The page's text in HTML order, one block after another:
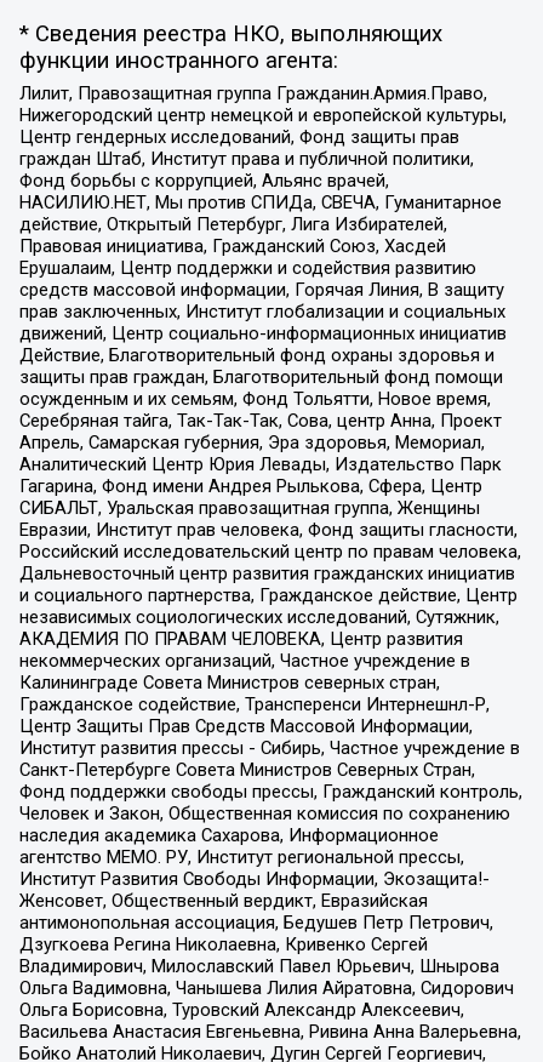
* Сведения реестра НКО, выполняющих
функции иностранного агента:
Лилит, Правозащитная группа Гражданин.Армия.Право,
Нижегородский центр немецкой и европейской культуры,
Центр гендерных исследований, Фонд защиты прав
граждан Штаб, Институт права и публичной политики,
Фонд борьбы с коррупцией, Альянс врачей,
НАСИЛИЮ.НЕТ, Мы против СПИДа, СВЕЧА, Гуманитарное
действие, Открытый Петербург, Лига Избирателей,
Правовая инициатива, Гражданский Союз, Хасдей
Ерушалаим, Центр поддержки и содействия развитию
средств массовой информации, Горячая Линия, В защиту
прав заключенных, Институт глобализации и социальных
движений, Центр социально-информационных инициатив
Действие, Благотворительный фонд охраны здоровья и
защиты прав граждан, Благотворительный фонд помощи
осужденным и их семьям, Фонд Тольятти, Новое время,
Серебряная тайга, Так-Так-Так, Сова, центр Анна, Проект
Апрель, Самарская губерния, Эра здоровья, Мемориал,
Аналитический Центр Юрия Левады, Издательство Парк
Гагарина, Фонд имени Андрея Рылькова, Сфера, Центр
СИБАЛЬТ, Уральская правозащитная группа, Женщины
Евразии, Институт прав человека, Фонд защиты гласности,
Российский исследовательский центр по правам человека,
Дальневосточный центр развития гражданских инициатив
и социального партнерства, Гражданское действие, Центр
независимых социологических исследований, Сутяжник,
АКАДЕМИЯ ПО ПРАВАМ ЧЕЛОВЕКА, Центр развития
некоммерческих организаций, Частное учреждение в
Калининграде Совета Министров северных стран,
Гражданское содействие, Трансперенси Интернешнл-Р,
Центр Защиты Прав Средств Массовой Информации,
Институт развития прессы - Сибирь, Частное учреждение в
Санкт-Петербурге Совета Министров Северных Стран,
Фонд поддержки свободы прессы, Гражданский контроль,
Человек и Закон, Общественная комиссия по сохранению
наследия академика Сахарова, Информационное
агентство МЕМО. РУ, Институт региональной прессы,
Институт Развития Свободы Информации, Экозащита!-
Женсовет, Общественный вердикт, Евразийская
антимонопольная ассоциация, Бедушев Петр Петрович,
Дзугкоева Регина Николаевна, Кривенко Сергей
Владимирович, Милославский Павел Юрьевич, Шнырова
Ольга Вадимовна, Чанышева Лилия Айратовна, Сидорович
Ольга Борисовна, Туровский Александр Алексеевич,
Васильева Анастасия Евгеньевна, Ривина Анна Валерьевна,
Бойко Анатолий Николаевич, Дугин Сергей Георгиевич,